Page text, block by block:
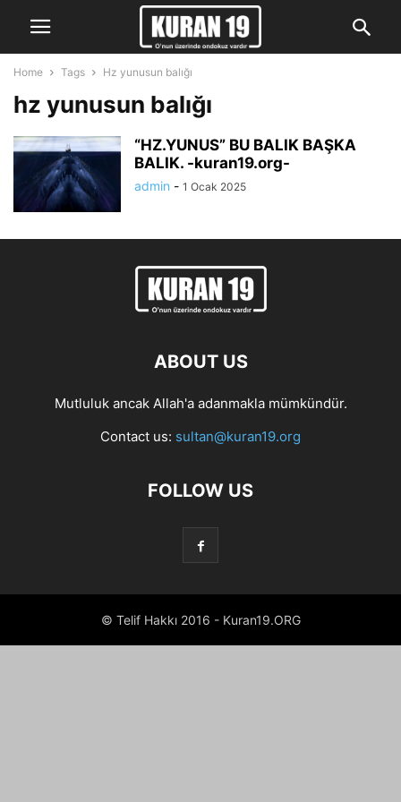
Home Tags Hz yunusun balığı
hz yunusun balığı
“HZ.YUNUS” BU BALIK BAŞKA
BALIK. -kuran19.org-
admin - 1 Ocak 2025
ABOUT US
Mutluluk ancak Allah'a adanmakla mümkündür.
Contact us: sultan@kuran19.org
FOLLOW US
© Telif Hakkı 2016 - Kuran19.ORG